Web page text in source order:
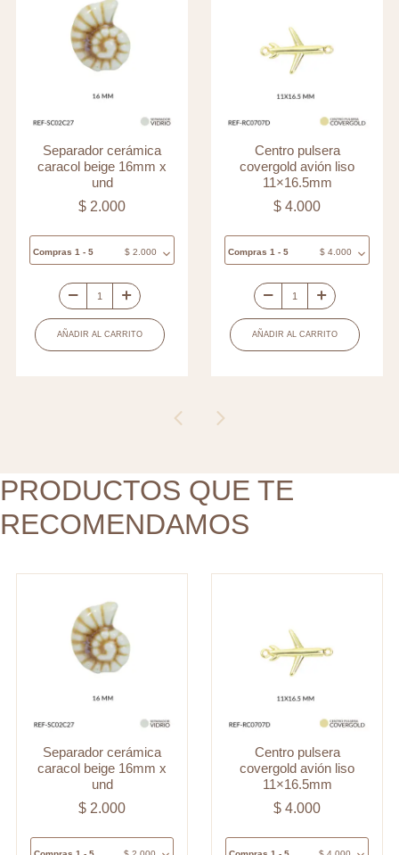
Separador cerámica
caracol beige 16mm x
und
$ 2.000
Compras 1 - 5 $2.000
Separador
cerámica
caracol
AÑADIR AL CARRITO
Centro pulsera
covergold avión liso
11×16.5mm
$ 4.000
Compras 1 - 5 $4.000
Centro
pulsera
covergold
AÑADIR AL CARRITO
PRODUCTOS QUE TE
RECOMENDAMOS
Separador cerámica
caracol beige 16mm x
und
$ 2.000
Centro pulsera
covergold avión liso
11×16.5mm
$ 4.000